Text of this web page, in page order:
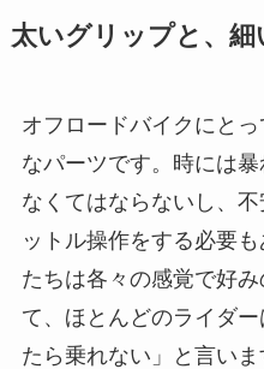
太いグリップと、
オフロードバイクにと
なパーツです。時には
なくてはならないし、
ットル操作をする必要
たちは各々の感覚で好
て、ほとんどのライダ
たら乗れない」と言い